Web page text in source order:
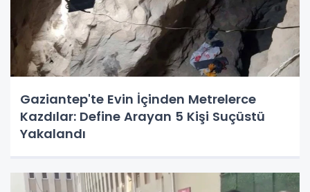
Gaziantep'te Evin İçinden Metrelerce
Kazdılar: Define Arayan 5 Kişi Suçüstü
Yakalandı